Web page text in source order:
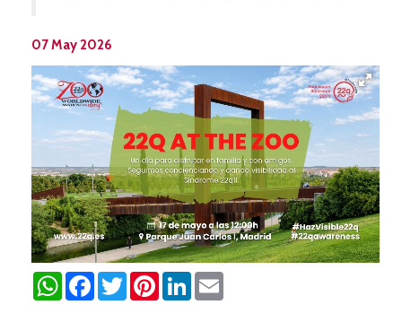
07 May 2026
WhatsAppFacebookTwitterPinterestLinkedIn